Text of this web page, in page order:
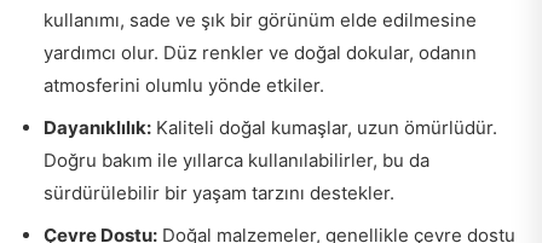
kullanımı, sade ve şık bir görünüm elde edilmesine
yardımcı olur. Düz renkler ve doğal dokular, odanın
atmosferini olumlu yönde etkiler.
Dayanıklılık: Kaliteli doğal kumaşlar, uzun ömürlüdür.
Doğru bakım ile yıllarca kullanılabilirler, bu da
sürdürülebilir bir yaşam tarzını destekler.
Çevre Dostu: Doğal malzemeler, genellikle çevre dostu